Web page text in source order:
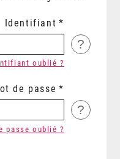
Identifiant
?
oublié ?
de passe
?
passe oublié ?